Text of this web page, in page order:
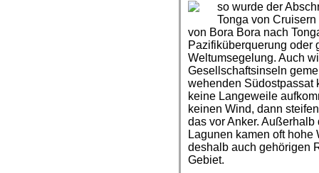
so wurde der
Tonga von
von Bora Bora nach
Pazifiküberquerung oder
Weltumsegelung. Auch
Gesellschaftsinseln
wehenden Südostpassat
keine Langeweile
keinen Wind, dann
das vor Anker.
Lagunen kamen oft
deshalb auch gehörigen
Gebiet.